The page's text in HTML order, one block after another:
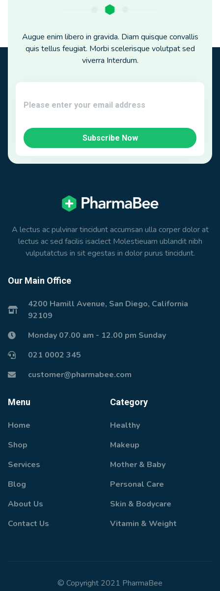
Augue enim libero in gravida. Diam quisque convallis
quis tellus feugiat. Morbi scelerisque volutpat sed
viverra Interdum.
Subscribe Now
A lectus ac pulvinar tincidunt accumsan ulla corper dolor at
lectus ac sed facilis isaclect Molestieuam ublandit nibh
vulputatctus in sit egestas in dolor purus tincidunt.
Our Main Office
4200 Hamill Avenue, San Diego, California
92109
Monday 07.00 am - 12.00 pm Sunday
021 0002 345
customer@pharmabee.com
Menu
Home
Shop
Services
Blog
About Us
Contact Us
Category
Healthy
Makeup
Mother & Baby
Personal Care
Skin & Bodycare
Vitamin & Weight
© Copyright 2021 PharmaBee